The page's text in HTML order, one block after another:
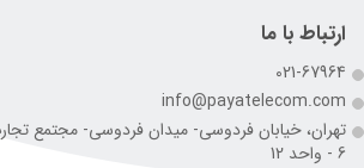
ارتباط با ما
021-67964
info@payatelecom.com
تهران، خیابان فردوسی- میدان فردوسی- مجتمع
6 - واحد 12